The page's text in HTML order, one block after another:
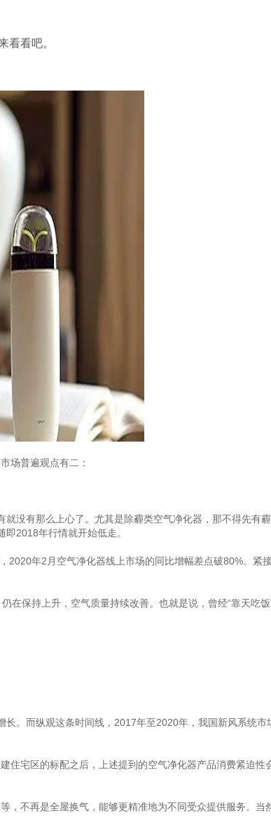
看看吧。
场普遍观点有二：
有那么上心了。尤其是除霾类空气净化器，那不得先有
2018年行情就开始低走。
年2月空气净化器线上市场的同比增幅差点破80%。紧
保持上升，空气质量持续改善。也就是说，曾经“靠天吃饭
而纵观这条时间线，2017年至2020年，我国新风系统市
宅区的标配之后，上述提到的空气净化器产品消费紧迫性
不再是全屋换气，能够更精准地为不同受众提供服务。当